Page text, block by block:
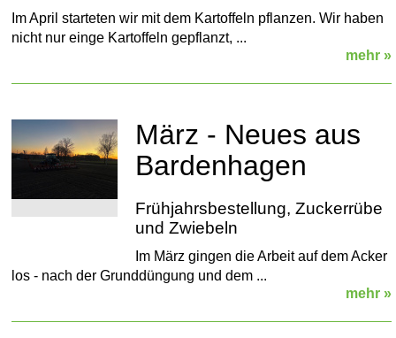
Im April starteten wir mit dem Kartoffeln pflanzen. Wir haben
nicht nur einge Kartoffeln gepflanzt, ...
mehr »
März - Neues aus
Bardenhagen
Frühjahrsbestellung, Zuckerrübe
und Zwiebeln
Im März gingen die Arbeit auf dem Acker
los - nach der Grunddüngung und dem ...
mehr »